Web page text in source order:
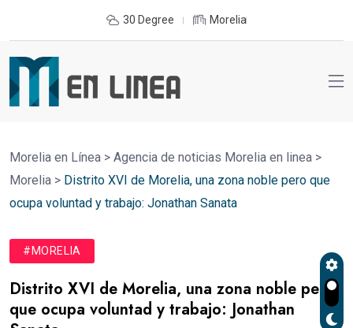
30 Degree Morelia
Morelia en Línea > Agencia de noticias Morelia en linea >
Morelia > Distrito XVI de Morelia, una zona noble pero que
ocupa voluntad y trabajo: Jonathan Sanata
#MORELIA
Distrito XVI de Morelia, una zona noble pero
que ocupa voluntad y trabajo: Jonathan